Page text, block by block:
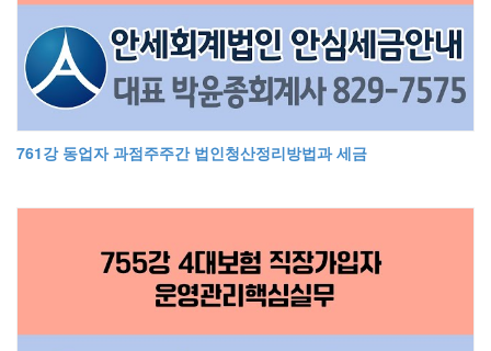
761강 동업자 과점주주간 법인청산정리방법과 세금